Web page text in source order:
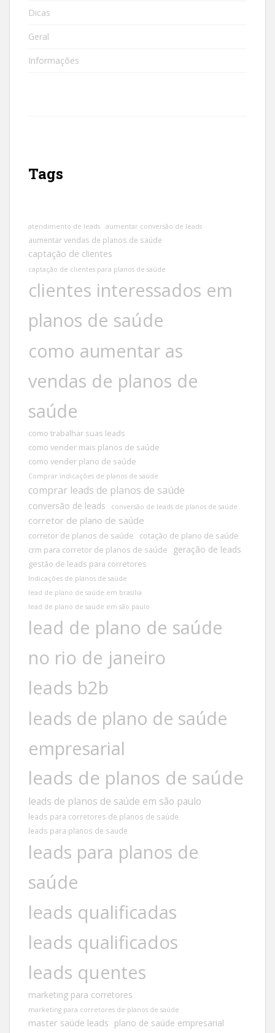
Dicas
Geral
Informações
Tags
atendimento de leads aumentar conversão de leads
aumentar vendas de planos de saúde
captação de clientes
captação de clientes para planos de saúde
clientes interessados em
planos de saúde
como aumentar as
vendas de planos de
saúde
como trabalhar suas leads
como vender mais planos de saúde
como vender plano de saúde
Comprar indicações de planos de saúde
comprar leads de planos de saúde
conversão de leads conversão de leads de planos de saúde
corretor de plano de saúde
corretor de planos de saúde
cotação de plano de saúde
crm para corretor de planos de saúde
geração de leads
gestão de leads para corretores
Indicações de planos de saúde
lead de plano de saúde em brasília
lead de plano de saúde em são paulo
lead de plano de saúde
no rio de janeiro
leads b2b
leads de plano de saúde
empresarial
leads de planos de saúde
leads de planos de saúde em são paulo
leads para corretores de planos de saúde
leads para planos de saude
leads para planos de
saúde
leads qualificadas
leads qualificados
leads quentes
marketing para corretores
marketing para corretores de planos de saúde
master saúde leads plano de saúde empresarial